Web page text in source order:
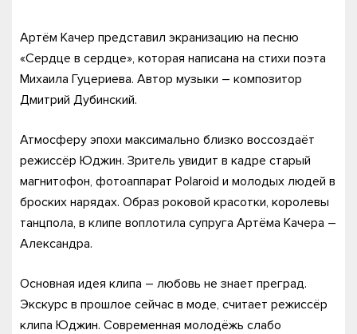
Артём Качер представил экранизацию на песню
«Сердце в сердце», которая написана на стихи поэта
Михаила Гуцериева. Автор музыки – композитор
Дмитрий Дубинский.
Атмосферу эпохи максимально близко воссоздаёт
режиссёр Юджин. Зритель увидит в кадре старый
магнитофон, фотоаппарат Polaroid и молодых людей в
броских нарядах. Образ роковой красотки, королевы
танцпола, в клипе воплотила супруга Артёма Качера –
Александра.
Основная идея клипа – любовь не знает преград.
Экскурс в прошлое сейчас в моде, считает режиссёр
клипа Юджин. Современная молодёжь слабо